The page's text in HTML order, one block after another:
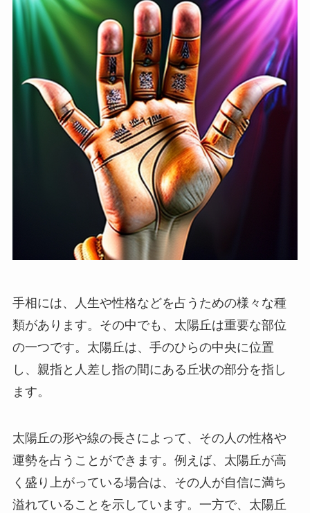
手相には、人生や性格などを占うための様々な種
類があります。その中でも、太陽丘は重要な部位
の一つです。太陽丘は、手のひらの中央に位置
し、親指と人差し指の間にある丘状の部分を指し
ます。
太陽丘の形や線の長さによって、その人の性格や
運勢を占うことができます。例えば、太陽丘が高
く盛り上がっている場合は、その人が自信に満ち
溢れていることを示しています。一方で、太陽丘